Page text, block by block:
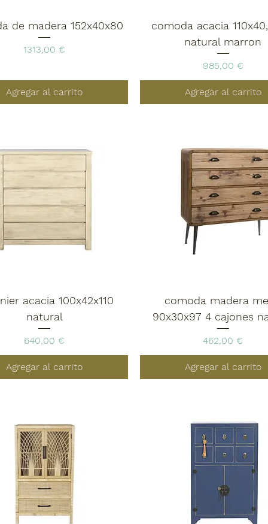
de madera 152x40x80
Precio
1313,00 €
Agregar al carrito
comoda acacia
natural marron
Precio
985,00 €
Agregar al carrito
acacia 100x42x110
natural
Precio
640,00 €
Agregar al carrito
comoda madera
90x30x97 4 cajones
Precio
462,00 €
Agregar al carrito